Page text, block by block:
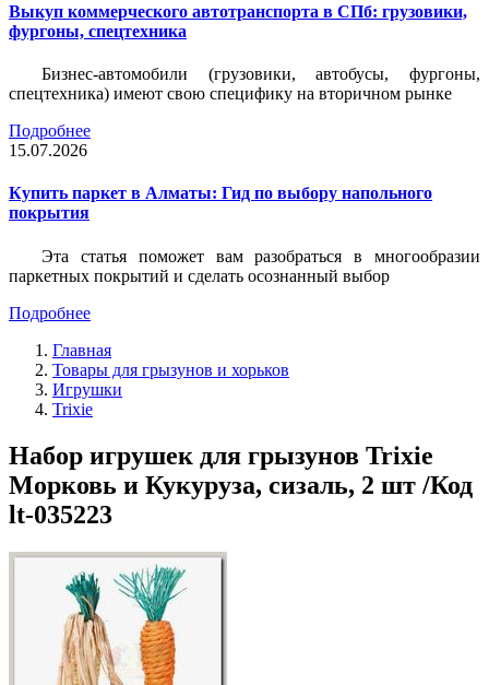
Выкуп коммерческого автотранспорта в СПб: грузовики,
фургоны, спецтехника
Бизнес-автомобили (грузовики, автобусы, фургоны,
спецтехника) имеют свою специфику на вторичном рынке
Подробнее
15.07.2026
Купить паркет в Алматы: Гид по выбору напольного
покрытия
Эта статья поможет вам разобраться в многообразии
паркетных покрытий и сделать осознанный выбор
Подробнее
Главная
Товары для грызунов и хорьков
Игрушки
Trixie
Набор игрушек для грызунов Trixie
Морковь и Кукуруза, сизаль, 2 шт /Код
lt-035223